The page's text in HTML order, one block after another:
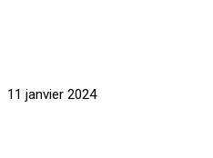
11 janvier 2024